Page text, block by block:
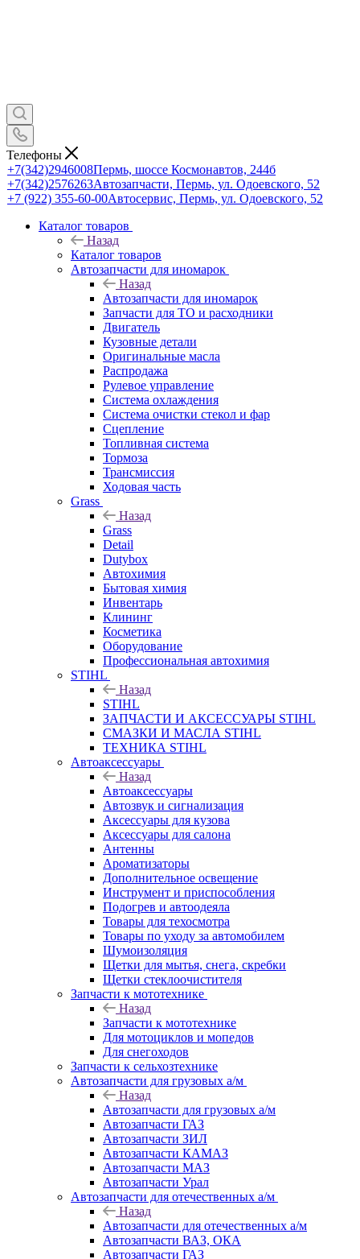
Телефоны
+7(342)2946008Пермь, шоссе Космонавтов, 244б
+7(342)2576263Автозапчасти, Пермь, ул. Одоевского, 52
+7 (922) 355-60-00Автосервис, Пермь, ул. Одоевского, 52
Каталог товаров
Назад
Каталог товаров
Автозапчасти для иномарок
Назад
Автозапчасти для иномарок
Запчасти для ТО и расходники
Двигатель
Кузовные детали
Оригинальные масла
Распродажа
Рулевое управление
Система охлаждения
Система очистки стекол и фар
Сцепление
Топливная система
Тормоза
Трансмиссия
Ходовая часть
Grass
Назад
Grass
Detail
Dutybox
Автохимия
Бытовая химия
Инвентарь
Клининг
Косметика
Оборудование
Профессиональная автохимия
STIHL
Назад
STIHL
ЗАПЧАСТИ И АКСЕССУАРЫ STIHL
СМАЗКИ И МАСЛА STIHL
ТЕХНИКА STIHL
Автоаксессуары
Назад
Автоаксессуары
Автозвук и сигнализация
Аксессуары для кузова
Аксессуары для салона
Антенны
Ароматизаторы
Дополнительное освещение
Инструмент и приспособления
Подогрев и автоодеяла
Товары для техосмотра
Товары по уходу за автомобилем
Шумоизоляция
Щетки для мытья, снега, скребки
Щетки стеклоочистителя
Запчасти к мототехнике
Назад
Запчасти к мототехнике
Для мотоциклов и мопедов
Для снегоходов
Запчасти к сельхозтехнике
Автозапчасти для грузовых а/м
Назад
Автозапчасти для грузовых а/м
Автозапчасти ГАЗ
Автозапчасти ЗИЛ
Автозапчасти КАМАЗ
Автозапчасти МАЗ
Автозапчасти Урал
Автозапчасти для отечественных а/м
Назад
Автозапчасти для отечественных а/м
Автозапчасти ВАЗ, ОКА
Автозапчасти ГАЗ